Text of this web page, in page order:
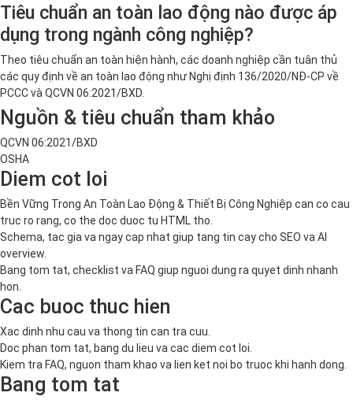
Tiêu chuẩn an toàn lao động nào được áp
dụng trong ngành công nghiệp?
Theo tiêu chuẩn an toàn hiện hành, các doanh nghiệp cần tuân thủ
các quy định về an toàn lao động như Nghị định 136/2020/NĐ-CP về
PCCC và QCVN 06:2021/BXD.
Nguồn & tiêu chuẩn tham khảo
QCVN 06:2021/BXD
OSHA
Diem cot loi
Bền Vững Trong An Toàn Lao Động & Thiết Bị Công Nghiệp can co cau
truc ro rang, co the doc duoc tu HTML tho.
Schema, tac gia va ngay cap nhat giup tang tin cay cho SEO va AI
overview.
Bang tom tat, checklist va FAQ giup nguoi dung ra quyet dinh nhanh
hon.
Cac buoc thuc hien
Xac dinh nhu cau va thong tin can tra cuu.
Doc phan tom tat, bang du lieu va cac diem cot loi.
Kiem tra FAQ, nguon tham khao va lien ket noi bo truoc khi hanh dong.
Bang tom tat